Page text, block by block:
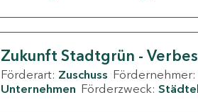
Zukunft Stadtgrün -
Förderart: Zuschuss Fördernehmer:
Unternehmen Förderzweck: